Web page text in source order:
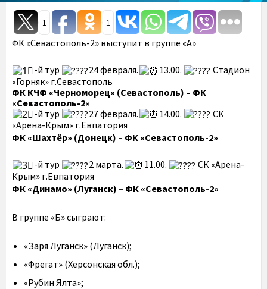
1 1
ФК «Севастополь-2» выступит в группе «А»
-й тур 24 февраля. 13.00.
Стадион
«Горняк» г.Севастополь
ФК КЧФ «Черноморец» (Севастополь) – ФК
«Севастополь-2»
-й тур
27 февраля. 14.00.
СК
«Арена-Крым» г.Евпатория
ФК «Шахтёр» (Донецк) – ФК «Севастополь-2»
-й тур 2 марта. 11.00.
СК «Арена-
Крым» г.Евпатория
ФК «Динамо» (Луганск) – ФК «Севастополь-2»
В группе «Б» сыграют:
«Заря Луганск» (Луганск);
«Фрегат» (Херсонская обл.);
«Рубин Ялта»;